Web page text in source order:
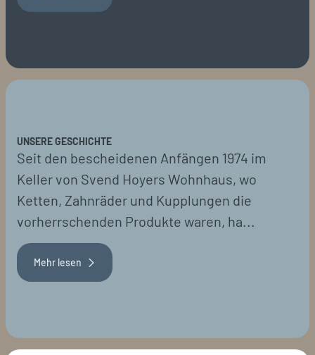
UNSERE GESCHICHTE
Seit den bescheidenen Anfängen 1974 im
Keller von Svend Hoyers Wohnhaus, wo
Ketten, Zahnräder und Kupplungen die
vorherrschenden Produkte waren, ha...
Mehr lesen